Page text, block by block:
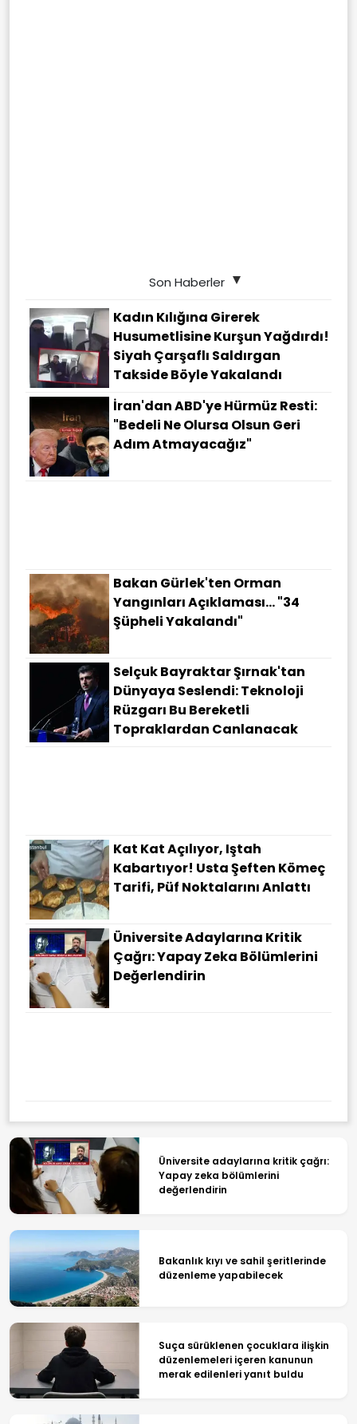
Son Haberler
Kadın Kılığına Girerek
Husumetlisine Kurşun Yağdırdı!
Siyah Çarşaflı Saldırgan
Takside Böyle Yakalandı
İran'dan ABD'ye Hürmüz Resti:
"Bedeli Ne Olursa Olsun Geri
Adım Atmayacağız"
Bakan Gürlek'ten Orman
Yangınları Açıklaması... "34
Şüpheli Yakalandı"
Selçuk Bayraktar Şırnak'tan
Dünyaya Seslendi: Teknoloji
Rüzgarı Bu Bereketli
Topraklardan Canlanacak
Kat Kat Açılıyor, Iştah
Kabartıyor! Usta Şeften Kömeç
Tarifi, Püf Noktalarını Anlattı
Üniversite Adaylarına Kritik
Çağrı: Yapay Zeka Bölümlerini
Değerlendirin
Üniversite adaylarına kritik çağrı:
Yapay zeka bölümlerini
değerlendirin
Bakanlık kıyı ve sahil şeritlerinde
düzenleme yapabilecek
Suça sürüklenen çocuklara ilişkin
düzenlemeleri içeren kanunun
merak edilenleri yanıt buldu